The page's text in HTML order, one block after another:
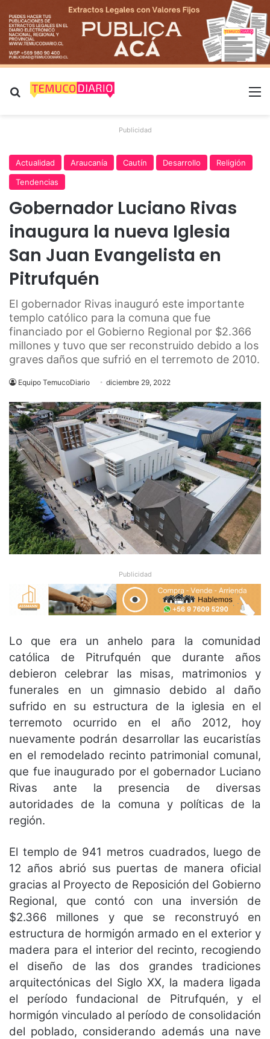
Buscar por
Publicidad
Actualidad Araucanía Cautín Desarrollo
Religión
Tendencias
Gobernador Luciano Rivas
inaugura la nueva Iglesia
San Juan Evangelista en
Pitrufquén
El gobernador Rivas inauguró este importante
templo católico para la comuna que fue
financiado por el Gobierno Regional por $2.366
millones y tuvo que ser reconstruido debido a los
graves daños que sufrió en el terremoto de 2010.
Equipo TemucoDiario diciembre 29, 2022
Publicidad
Lo que era un anhelo para la comunidad
católica de Pitrufquén que durante años
debieron celebrar las misas, matrimonios y
funerales en un gimnasio debido al daño
sufrido en su estructura de la iglesia en el
terremoto ocurrido en el año 2012, hoy
nuevamente podrán desarrollar las eucaristías
en el remodelado recinto patrimonial comunal,
que fue inaugurado por el gobernador Luciano
Rivas ante la presencia de diversas
autoridades de la comuna y políticas de la
región.
El templo de 941 metros cuadrados, luego de
12 años abrió sus puertas de manera oficial
gracias al Proyecto de Reposición del Gobierno
Regional, que contó con una inversión de
$2.366 millones y que se reconstruyó en
estructura de hormigón armado en el exterior y
madera para el interior del recinto, recogiendo
el diseño de las dos grandes tradiciones
arquitectónicas del Siglo XX, la madera ligada
el período fundacional de Pitrufquén, y el
hormigón vinculado al período de consolidación
del poblado, considerando además una nave